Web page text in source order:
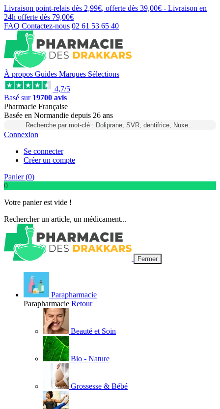
Livraison point-relais dès 2,99€, offerte dès 39,00€ - Livraison en
24h offerte dès 79,00€
FAQ Contactez-nous 02 61 53 65 40
À propos Guides Marques Sélections
4,7/5
Basé sur 19700 avis
Pharmacie Française
Basée en Normandie depuis 26 ans
Recherche par mot-clé : Doliprane, SVR, dentifrice, Nuxe…
Connexion
Se connecter
Créer un compte
Panier (0)
0
Votre panier est vide !
Rechercher un article, un médicament...
Fermer
Parapharmacie
Parapharmacie Retour
Beauté et Soin
Bio - Nature
Grossesse & Bébé